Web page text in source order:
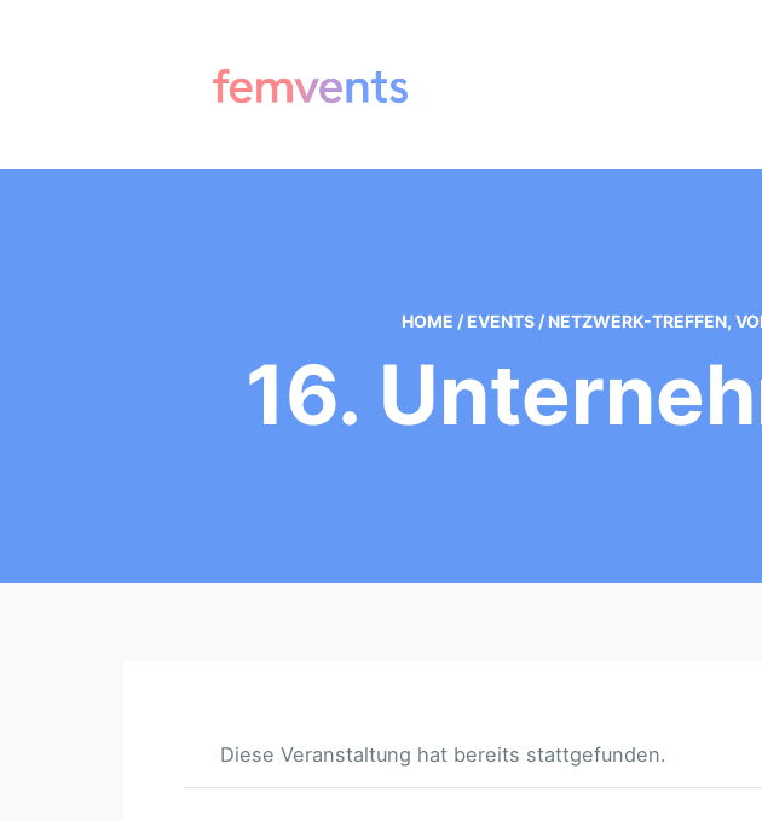
HOME / EVENTS / NETZWERK-TREFFEN,
16.
Diese Veranstaltung hat bereits stattgefunden.